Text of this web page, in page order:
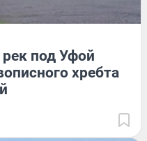
под Уфой
хребта